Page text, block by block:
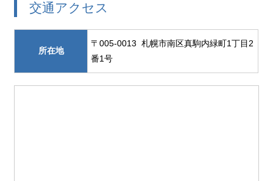
交通アクセス
所在地
〒005-0013 札幌市南区真駒内緑町1丁目2
番1号